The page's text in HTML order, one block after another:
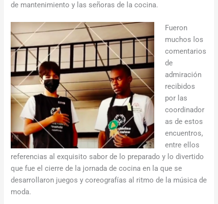
de mantenimiento y las señoras de la cocina.
Fueron
muchos los
comentarios
de
admiración
recibidos
por las
coordinador
as de estos
encuentros,
entre ellos
referencias al exquisito sabor de lo preparado y lo divertido
que fue el cierre de la jornada de cocina en la que se
desarrollaron juegos y coreografías al ritmo de la música de
moda.